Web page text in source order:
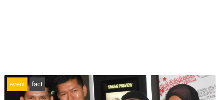
event fact